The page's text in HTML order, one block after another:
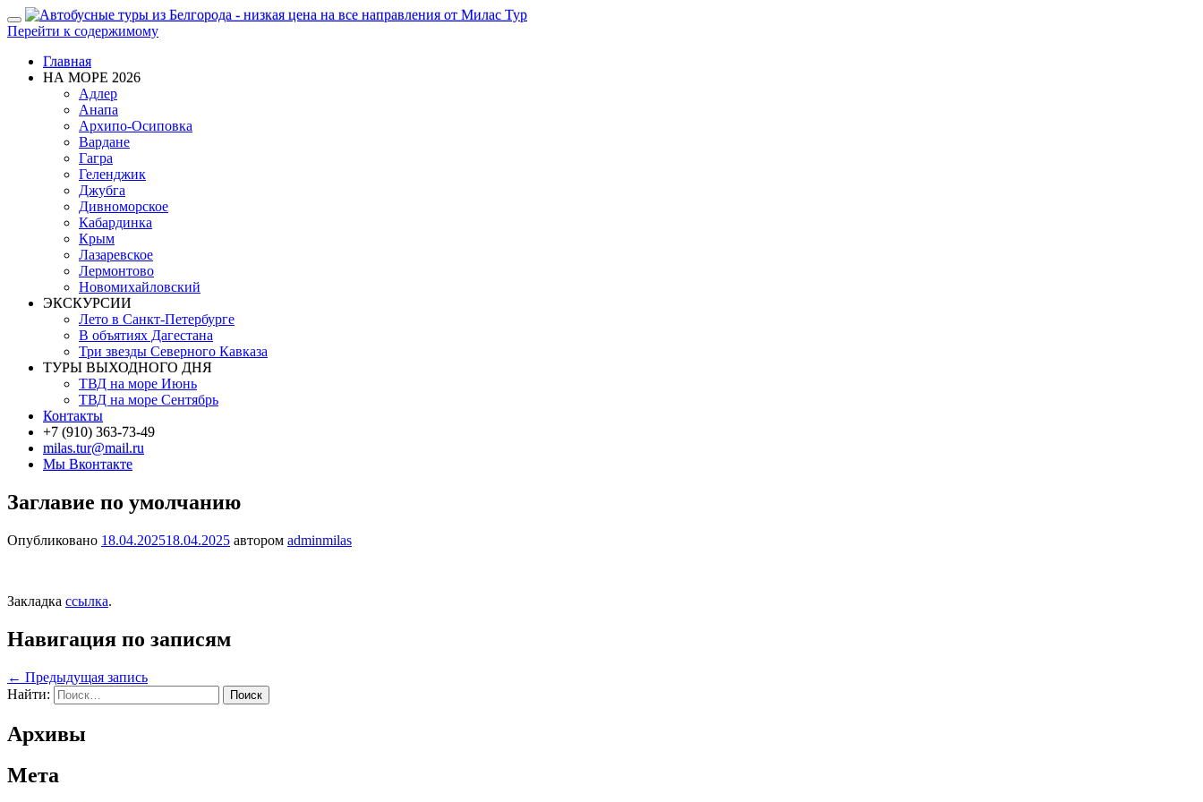
Показать/
Скрыть
навигацию
Перейти к содержимому
Главная
НА МОРЕ 2026
Адлер
Анапа
Архипо-Осиповка
Вардане
Гагра
Геленджик
Джубга
Дивноморское
Кабардинка
Крым
Лазаревское
Лермонтово
Новомихайловский
ЭКСКУРСИИ
Лето в Санкт-Петербурге
В объятиях Дагестана
Три звезды Северного Кавказа
ТУРЫ ВЫХОДНОГО ДНЯ
ТВД на море Июнь
ТВД на море Сентябрь
Контакты
+7 (910) 363-73-49
milas.tur@mail.ru
Мы Вконтакте
Заглавие по умолчанию
Опубликовано 18.04.202518.04.2025 автором adminmilas
Закладка ссылка.
Навигация по записям
← Предыдущая запись
Найти:
Архивы
Мета